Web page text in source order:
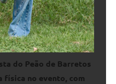
do Peão de Barretos
no evento, com